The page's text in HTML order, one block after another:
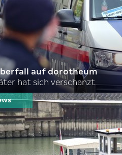
auf dorotheum
hat sich verschanzt